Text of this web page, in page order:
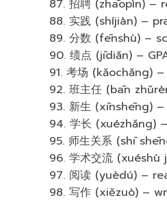
87. 招聘 (zhāopìn) –
88. 实践 (shíjiàn) –
89. 分数 (fēnshù) –
90. 绩点 (jīdiǎn) –
91. 考场 (kǎochǎng)
92. 班主任 (bān
93. 新生 (xīnshēng)
94. 学长 (xuézhǎng)
95. 师生关系 (shī
96. 学术交流
97. 阅读 (yuèdú) –
98. 写作 (xiězuò) –